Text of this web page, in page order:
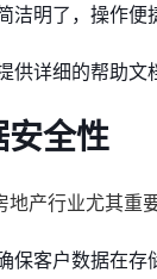
洁明了，操作便
供详细的帮助文
安全性
产行业尤其重
保客户数据在存